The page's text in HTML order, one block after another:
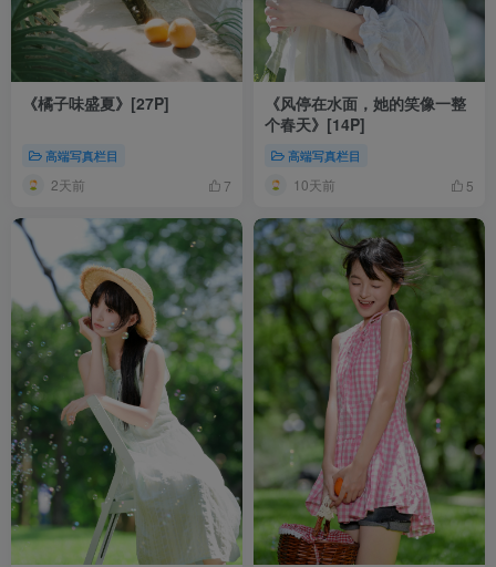
《橘子味盛夏》[27P]
高端写真栏目
2天前 7
《风停在水面，她的笑像一整
个春天》[14P]
高端写真栏目
10天前 5